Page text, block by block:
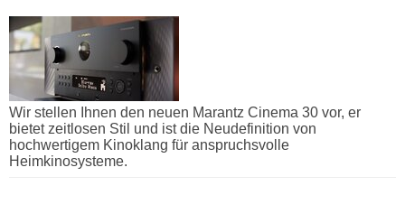
Wir stellen Ihnen den neuen Marantz Cinema 30 vor, er
bietet zeitlosen Stil und ist die Neudefinition von
hochwertigem Kinoklang für anspruchsvolle
Heimkinosysteme.